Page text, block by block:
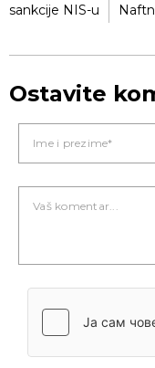
sankcije NIS-u
Ostavite